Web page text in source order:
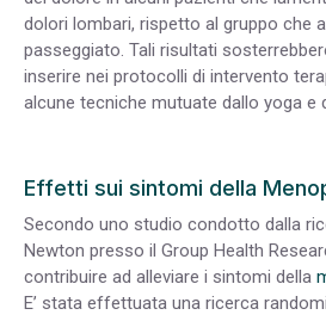
dolori lombari, rispetto al gruppo che
passeggiato. Tali risultati
inserire nei protocolli di intervento
alcune tecniche mutuate dallo yoga e
Effetti sui sintomi della
Secondo uno studio condotto dalla
Newton presso il Group Health
contribuire ad alleviare i sintomi della
E’ stata effettuata una ricerca